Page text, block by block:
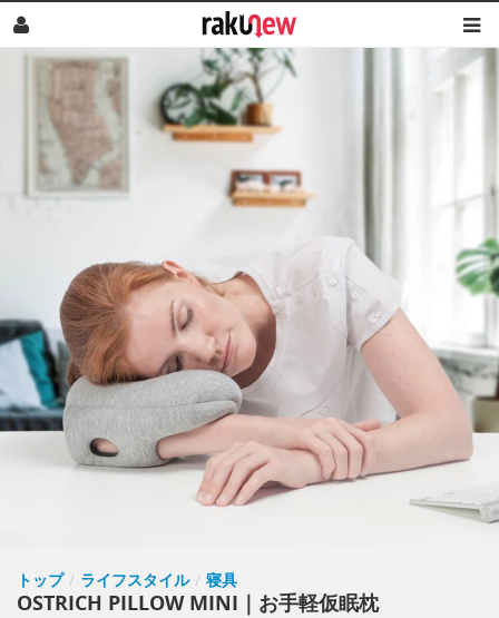
トップ / ライフスタイル / 寝具
OSTRICH PILLOW MINI｜お手軽仮眠枕